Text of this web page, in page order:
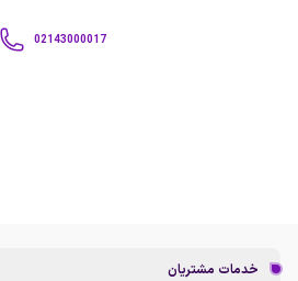
02143000017
خدمات مشتریان